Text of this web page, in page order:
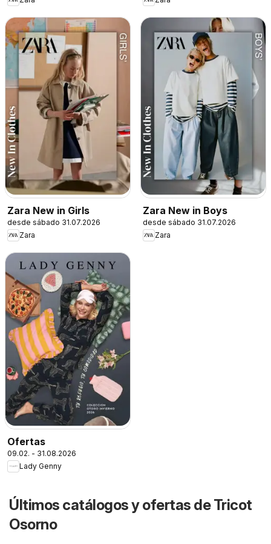
Zara New in Girls
desde sábado 31.07.2026
Zara
Zara New in Boys
desde sábado 31.07.2026
Zara
Ofertas
09.02. - 31.08.2026
Lady Genny
Últimos catálogos y ofertas de Tricot
Osorno